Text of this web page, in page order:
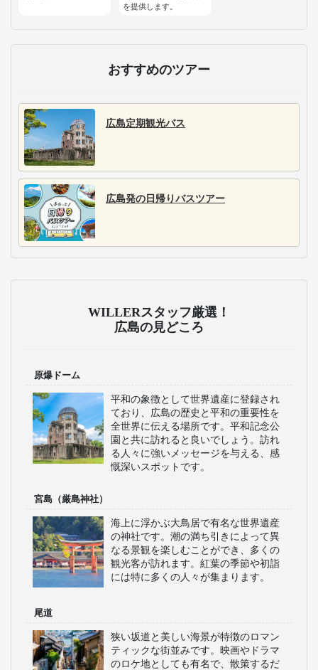
を提供します。
おすすめのツアー
広島定期観光バス
広島発の日帰りバスツアー
WILLERスタッフ厳選！
広島の見どころ
原爆ドーム
平和の象徴として世界遺産に登録され
ており、広島の歴史と平和の重要性を
全世界に伝える場所です。平和記念公
園と共に訪れると良いでしょう。訪れ
る人々に強いメッセージを与える、感
慨深いスポットです。
宮島（厳島神社）
海上に浮かぶ大鳥居で有名な世界遺産
の神社です。潮の満ち引きによって異
なる景観を楽しむことができ、多くの
観光客が訪れます。紅葉の季節や初詣
には特に多くの人々が集まります。
尾道
狭い坂道と美しい海景が特徴のロマン
ティックな街並みです。映画やドラマ
のロケ地としても有名で、散策するだ